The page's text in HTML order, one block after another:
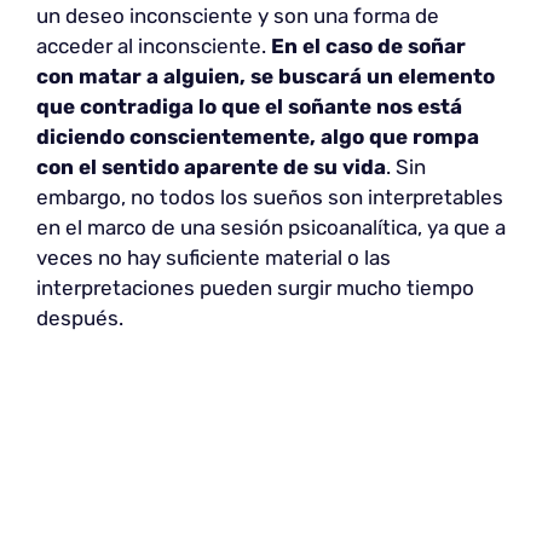
un deseo inconsciente y son una forma de
acceder al inconsciente. En el caso de soñar
con matar a alguien, se buscará un elemento
que contradiga lo que el soñante nos está
diciendo conscientemente, algo que rompa
con el sentido aparente de su vida. Sin
embargo, no todos los sueños son interpretables
en el marco de una sesión psicoanalítica, ya que a
veces no hay suficiente material o las
interpretaciones pueden surgir mucho tiempo
después.